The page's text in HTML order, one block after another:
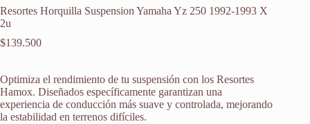
Resortes Horquilla Suspension Yamaha Yz 250 1992-1993 X
2u
$139.500
Optimiza el rendimiento de tu suspensión con los Resortes
Hamox. Diseñados específicamente garantizan una
experiencia de conducción más suave y controlada, mejorando
la estabilidad en terrenos difíciles.